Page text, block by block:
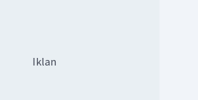
Iklan